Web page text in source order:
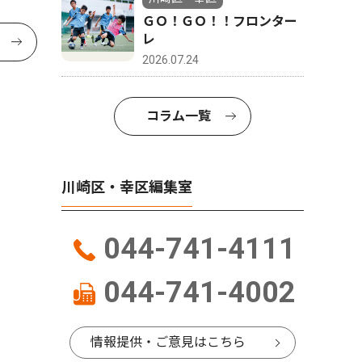
ＧＯ！ＧＯ！！フロンター
レ
2026.07.24
コラム一覧
川崎区・幸区編集室
044-741-4111
044-741-4002
情報提供・ご意見はこちら